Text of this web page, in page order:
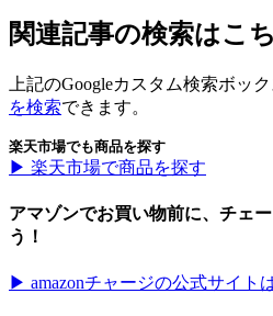
関連記事の検索はこ
上記のGoogleカスタム検索ボッ
を検索できます。
楽天市場でも商品を探す
▶︎ 楽天市場で商品を探す
アマゾンでお買い物前に、チェ
う！
▶︎ amazonチャージの公式サイト